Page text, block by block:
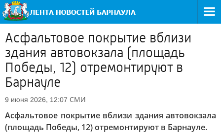
Асфальтовое покрытие вблизи
здания автовокзала (площадь
Победы, 12) отремонтируют в
Барнауле
9 июня 2026, 12:07 СМИ
Асфальтовое покрытие вблизи здания автовокзала
(площадь Победы, 12) отремонтируют в Барнауле.